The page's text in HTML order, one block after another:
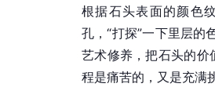
根据石头表面的颜色
孔，“打探”一下里层的
艺术修养，把石头的价
程是痛苦的，又是充满